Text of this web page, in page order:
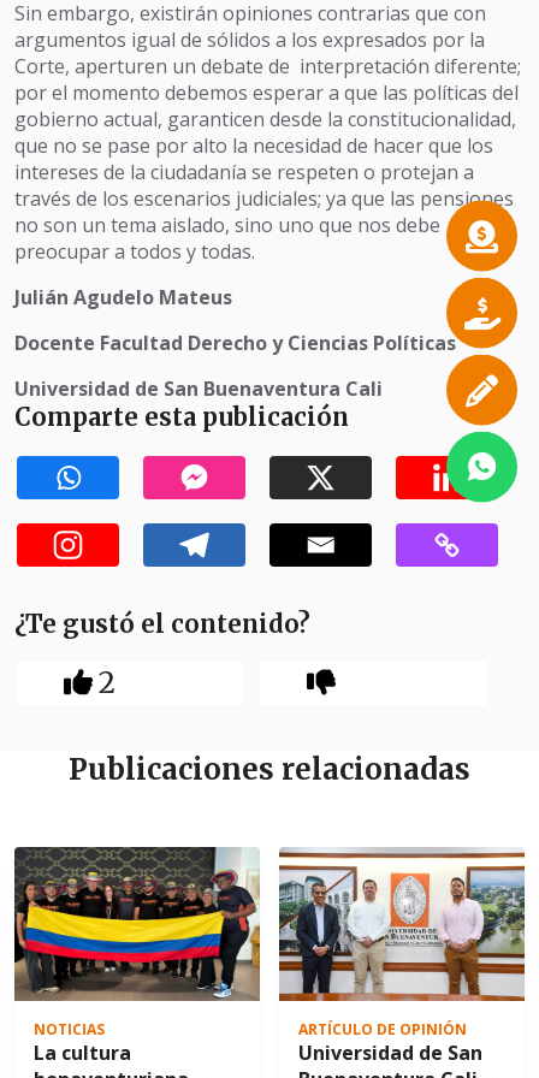
Sin embargo, existirán opiniones contrarias que con
argumentos igual de sólidos a los expresados por la
Corte, aperturen un debate de interpretación diferente;
por el momento debemos esperar a que las políticas del
gobierno actual, garanticen desde la constitucionalidad,
que no se pase por alto la necesidad de hacer que los
intereses de la ciudadanía se respeten o protejan a
través de los escenarios judiciales; ya que las pensiones
no son un tema aislado, sino uno que nos debe
preocupar a todos y todas.
Julián Agudelo Mateus
Docente Facultad Derecho y Ciencias Políticas
Universidad de San Buenaventura Cali
Comparte esta publicación
¿Te gustó el contenido?
2
Publicaciones relacionadas
NOTICIAS
La cultura
ARTÍCULO DE OPINIÓN
Universidad de San